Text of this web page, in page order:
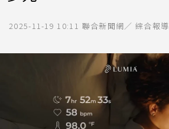
2025-11-19 10:11 聯合新聞網／ 綜合報導